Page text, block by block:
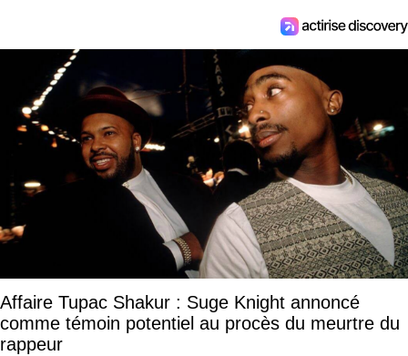
Affaire Tupac Shakur : Suge Knight annoncé
comme témoin potentiel au procès du meurtre du
rappeur